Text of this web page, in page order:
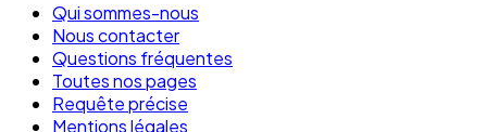
Qui sommes-nous
Nous contacter
Questions fréquentes
Toutes nos pages
Requête précise
Mentions légales